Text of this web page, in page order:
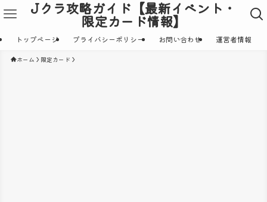
Jクラ攻略ガイド【最新イベント・
限定カード情報】
トップページ プライバシーポリシー お問い合わせ 運営者情報
ホーム 限定カード